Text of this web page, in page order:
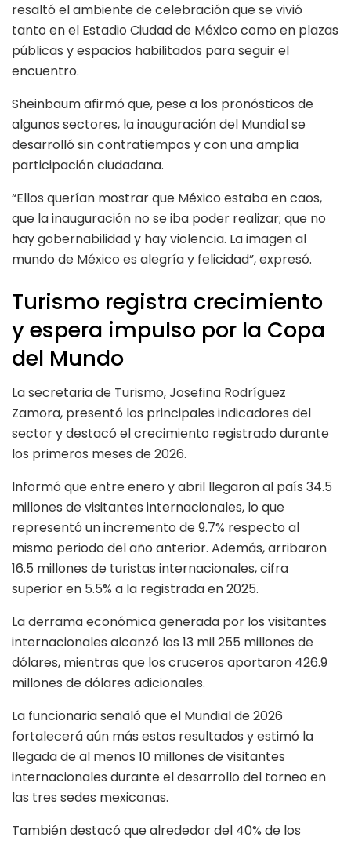
resaltó el ambiente de celebración que se vivió
tanto en el Estadio Ciudad de México como en plazas
públicas y espacios habilitados para seguir el
encuentro.
Sheinbaum afirmó que, pese a los pronósticos de
algunos sectores, la inauguración del Mundial se
desarrolló sin contratiempos y con una amplia
participación ciudadana.
“Ellos querían mostrar que México estaba en caos,
que la inauguración no se iba poder realizar; que no
hay gobernabilidad y hay violencia. La imagen al
mundo de México es alegría y felicidad”, expresó.
Turismo registra crecimiento
y espera impulso por la Copa
del Mundo
La secretaria de Turismo, Josefina Rodríguez
Zamora, presentó los principales indicadores del
sector y destacó el crecimiento registrado durante
los primeros meses de 2026.
Informó que entre enero y abril llegaron al país 34.5
millones de visitantes internacionales, lo que
representó un incremento de 9.7% respecto al
mismo periodo del año anterior. Además, arribaron
16.5 millones de turistas internacionales, cifra
superior en 5.5% a la registrada en 2025.
La derrama económica generada por los visitantes
internacionales alcanzó los 13 mil 255 millones de
dólares, mientras que los cruceros aportaron 426.9
millones de dólares adicionales.
La funcionaria señaló que el Mundial de 2026
fortalecerá aún más estos resultados y estimó la
llegada de al menos 10 millones de visitantes
internacionales durante el desarrollo del torneo en
las tres sedes mexicanas.
También destacó que alrededor del 40% de los